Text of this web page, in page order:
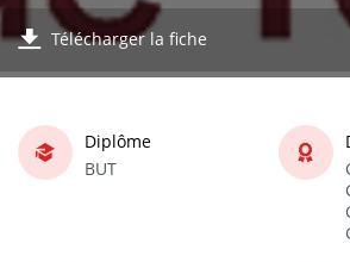
Télécharger la fiche
Diplôme
BUT